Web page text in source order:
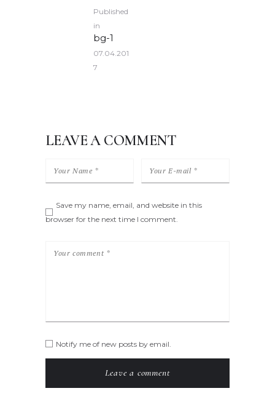
NAVIGATION
Published
in
post:
bg-1
07.04.201
7
LEAVE A COMMENT
Save my name, email, and website in this
browser for the next time I comment.
Notify me of new posts by email.